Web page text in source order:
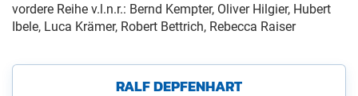
vordere Reihe v.l.n.r.: Bernd Kempter, Oliver Hilgier, Hubert
Ibele, Luca Krämer, Robert Bettrich, Rebecca Raiser
RALF DEPFENHART